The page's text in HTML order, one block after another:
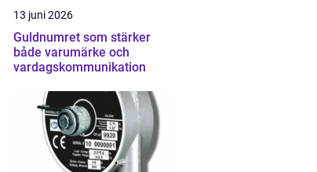
13 juni 2026
Guldnumret som stärker
både varumärke och
vardagskommunikation